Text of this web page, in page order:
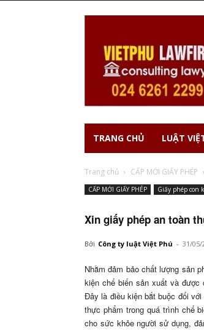
TRANG CHỦ LUẬT
Trang chủ CẤP MỚI GIẤY PHÉP
CẤP MỚI GIẤY PHÉP Giấy phép con
Xin giấy phép an toàn
Bởi Công ty luật Việt Phú - 31/05/
Nhằm đảm bảo chất lượng sản
kiện chế biến sản xuất và được
Đây là điều kiện bắt buộc đối
thực phẩm trong quá trình chế
cho sức khỏe người sử dụng,